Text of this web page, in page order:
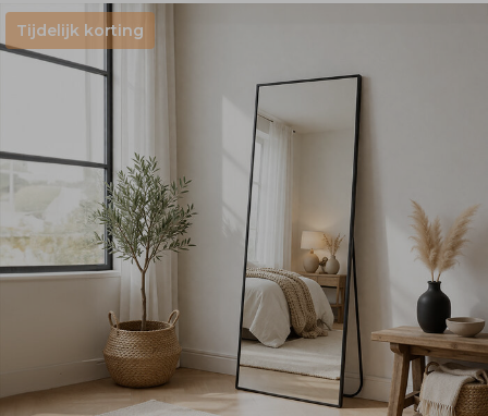
Tijdelijk korting